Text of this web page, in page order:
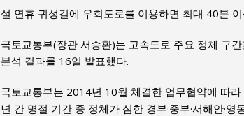
설 연휴 귀성길에 우회도로를 이용하면 최대 40분
국토교통부(장관 서승환)는 고속도로 주요 정체 구
분석 결과를 16일 발표했다.
국토교통부는 2014년 10월 체결한 업무협약에 따
년 간 명절 기간 중 정체가 심한 경부·중부·서해안·